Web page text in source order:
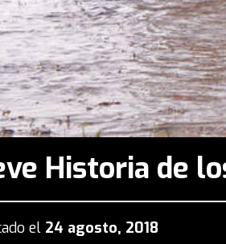
Historia de
el 24 agosto, 2018